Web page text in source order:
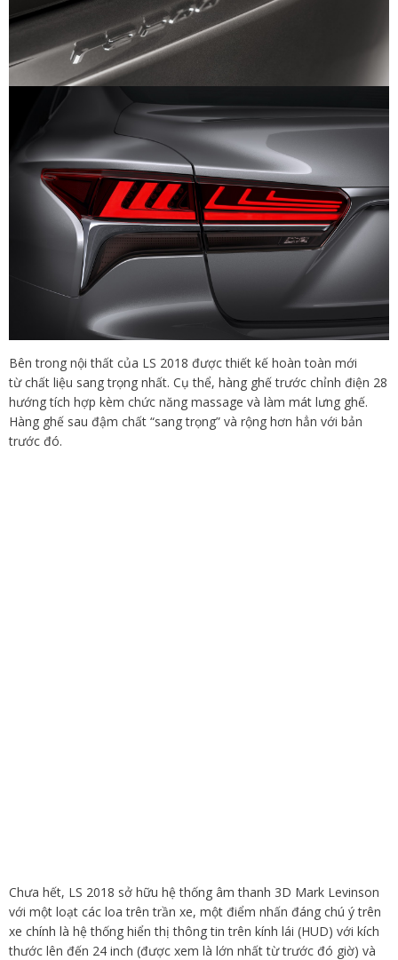
Bên trong nội thất của LS 2018 được thiết kế hoàn toàn mới
từ chất liệu sang trọng nhất. Cụ thể, hàng ghế trước chỉnh điện 28
hướng tích hợp kèm chức năng massage và làm mát lưng ghế.
Hàng ghế sau đậm chất “sang trọng” và rộng hơn hẳn với bản
trước đó.
Chưa hết, LS 2018 sở hữu hệ thống âm thanh 3D Mark Levinson
với một loạt các loa trên trần xe, một điểm nhấn đáng chú ý trên
xe chính là hệ thống hiển thị thông tin trên kính lái (HUD) với kích
thước lên đến 24 inch (được xem là lớn nhất từ trước đó giờ) và